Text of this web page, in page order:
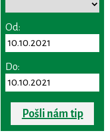
Od:
Do:
Pošli nám tip